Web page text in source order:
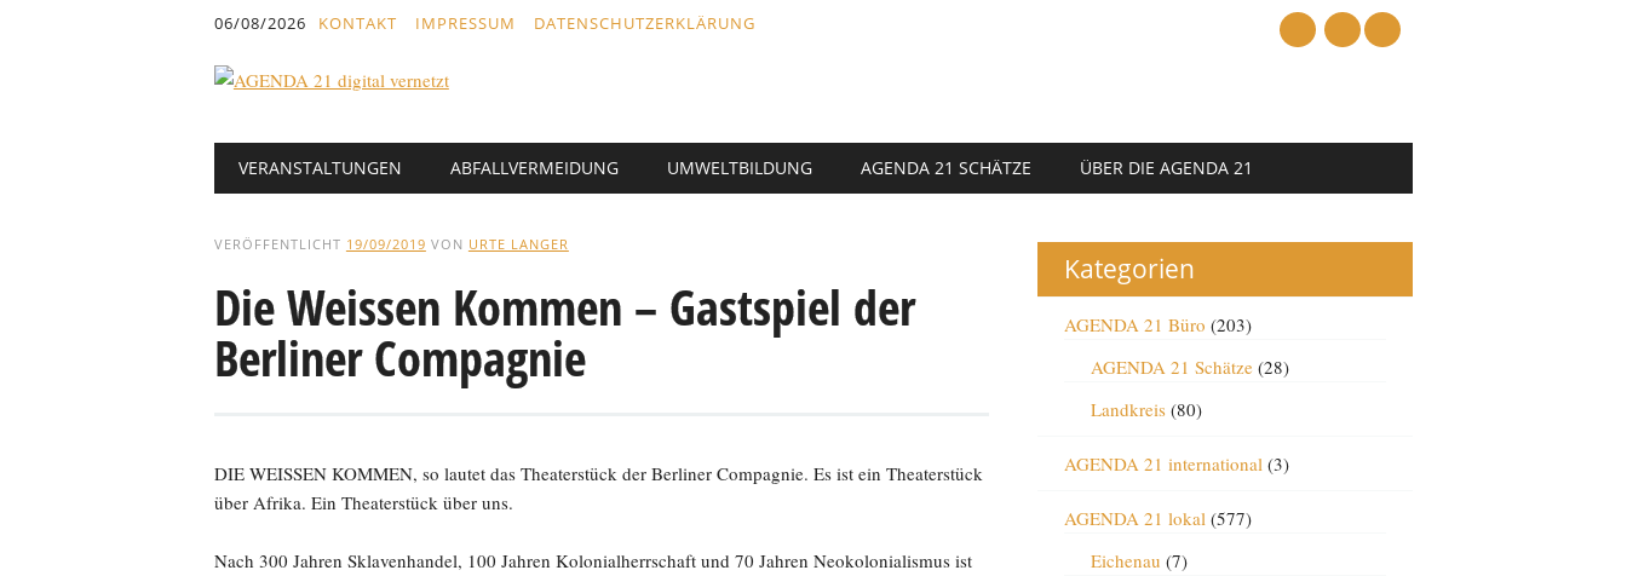
06/08/2026 KONTAKT IMPRESSUM DATENSCHUTZERKLÄRUNG
Hauptmenü
Abbrechen
Text
VERANSTALTUNGEN ABFALLVERMEIDUNG UMWELTBILDUNG AGENDA 21 SCHÄTZE ÜBER DIE AGENDA 21
VERÖFFENTLICHT 19/09/2019 VON URTE LANGER
Die Weissen Kommen – Gastspiel der
Berliner Compagnie
DIE WEISSEN KOMMEN, so lautet das Theaterstück der Berliner Compagnie. Es ist ein Theaterstück
über Afrika. Ein Theaterstück über uns.
Nach 300 Jahren Sklavenhandel, 100 Jahren Kolonialherrschaft und 70 Jahren Neokolonialismus ist
Kategorien
AGENDA 21 Büro (203)
AGENDA 21 Schätze(28)
Landkreis(80)
AGENDA 21 international(3)
AGENDA 21 lokal(577)
Eichenau (7)